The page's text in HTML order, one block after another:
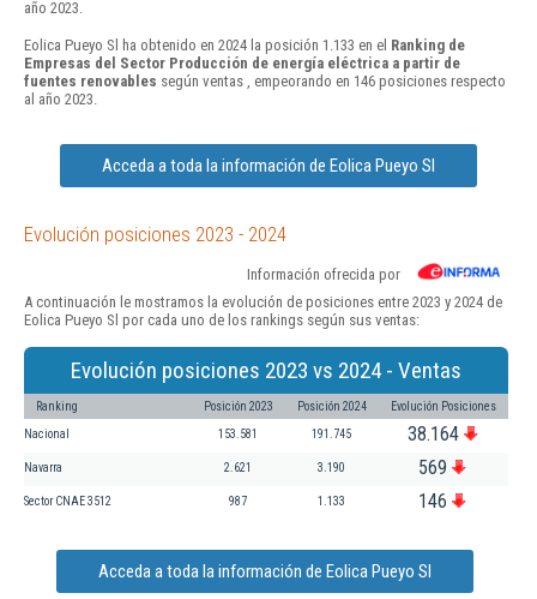
año 2023.
Eolica Pueyo Sl ha obtenido en 2024 la posición 1.133 en el Ranking de
Empresas del Sector Producción de energía eléctrica a partir de
fuentes renovables según ventas , empeorando en 146 posiciones respecto
al año 2023.
Acceda a toda la información de Eolica Pueyo Sl
Evolución posiciones 2023 - 2024
Información ofrecida por
A continuación le mostramos la evolución de posiciones entre 2023 y 2024 de
Eolica Pueyo Sl por cada uno de los rankings según sus ventas:
Evolución posiciones 2023 vs 2024 - Ventas
Ranking Posición 2023 Posición 2024 Evolución Posiciones
Nacional 153.581 191.745 38.164
Navarra 2.621 3.190 569
Sector CNAE 3512 987 1.133 146
Acceda a toda la información de Eolica Pueyo Sl